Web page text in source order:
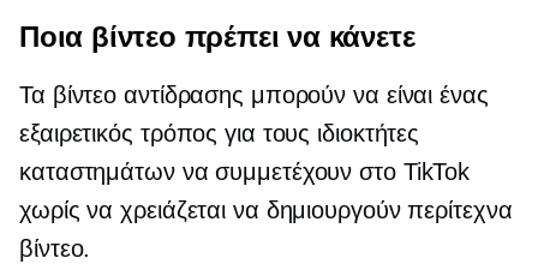
Ποια βίντεο πρέπει να κάνετε
Τα βίντεο αντίδρασης μπορούν να είναι ένας
εξαιρετικός τρόπος για τους ιδιοκτήτες
καταστημάτων να συμμετέχουν στο TikTok
χωρίς να χρειάζεται να δημιουργούν περίτεχνα
βίντεο.